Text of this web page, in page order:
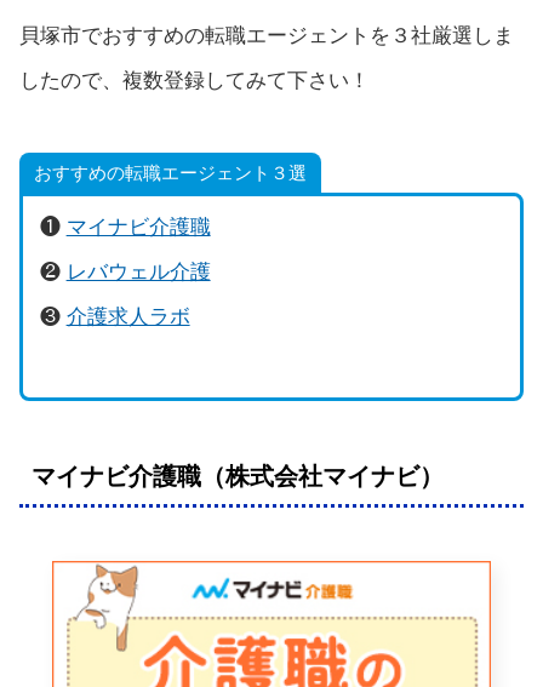
貝塚市でおすすめの転職エージェントを３社厳選しま
したので、複数登録してみて下さい！
おすすめの転職エージェント３選
❶ マイナビ介護職
❷ レバウェル介護
❸ 介護求人ラボ
マイナビ介護職（株式会社マイナビ）